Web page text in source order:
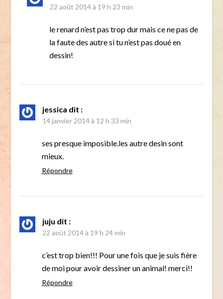
22 août 2014 à 19 h 23 min
le renard n’est pas trop dur mais ce ne pas de
la faute des autre si tu n’est pas doué en
dessin!
jessica dit :
14 janvier 2014 à 12 h 33 min
ses presque imposible.les autre desin sont
mieux.
Répondre
juju dit :
22 août 2014 à 19 h 24 min
c’est trop bien!!! Pour une fois que je suis fière
de moi pour avoir dessiner un animal! merci!!
Répondre